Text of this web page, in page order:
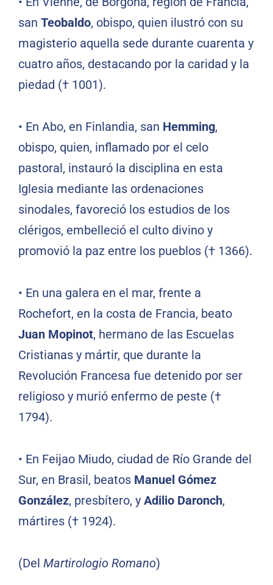
san Teobaldo, obispo, quien ilustró con su
magisterio aquella sede durante cuarenta y
cuatro años, destacando por la caridad y la
piedad († 1001).
• En Abo, en Finlandia, san Hemming,
obispo, quien, inflamado por el celo
pastoral, instauró la disciplina en esta
Iglesia mediante las ordenaciones
sinodales, favoreció los estudios de los
clérigos, embelleció el culto divino y
promovió la paz entre los pueblos († 1366).
• En una galera en el mar, frente a
Rochefort, en la costa de Francia, beato
Juan Mopinot, hermano de las Escuelas
Cristianas y mártir, que durante la
Revolución Francesa fue detenido por ser
religioso y murió enfermo de peste (†
1794).
• En Feijao Miudo, ciudad de Río Grande del
Sur, en Brasil, beatos Manuel Gómez
González, presbítero, y Adilio Daronch,
mártires († 1924).
(Del Martirologio Romano)